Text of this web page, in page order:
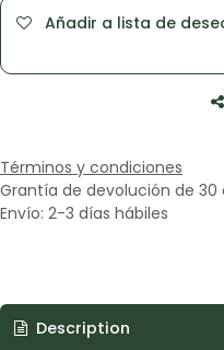
Añadir a lista de
Términos y condiciones
Grantía de devolución de 30
Envío: 2-3 días hábiles
Description